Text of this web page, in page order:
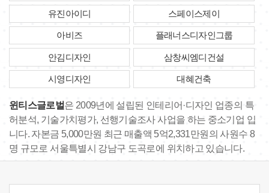
유진아이디 스페이스제이
아비즈 플래너스디자인그룹
안김디자인 삼창씨엠디건설
시영디자인 대혜건축
윈티스글로벌은 2009년에 설립된 인테리어·디자인 업종의 특
허분석, 기술가치평가, 선행기술조사 사업을 하는 중소기업 입
니다. 자본금 5,000만원 최근 매출액 5억2,331만원의 사원수 8
명 규모로 서울특별시 강남구 도곡로에 위치하고 있습니다.